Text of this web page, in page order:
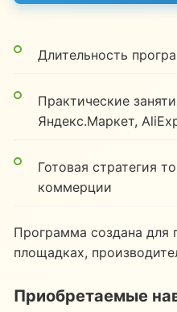
Длительность
Практические
Яндекс.Маркет,
Готовая стратегия
коммерции
Программа создана для
площадках,
Приобретаемые